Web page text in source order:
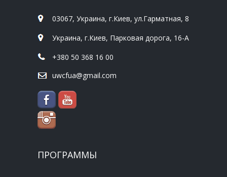
03067, Украина, г.Киев, ул.Гарматная, 8
Украина, г.Киев, Парковая дорога, 16-А
+380 50 368 16 00
uwcfua@gmail.com
ПРОГРАММЫ